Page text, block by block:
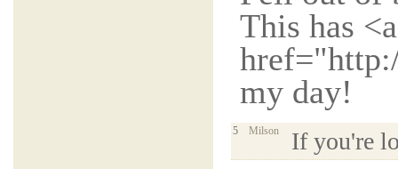
This has <a
my day!
5 Milson If you're